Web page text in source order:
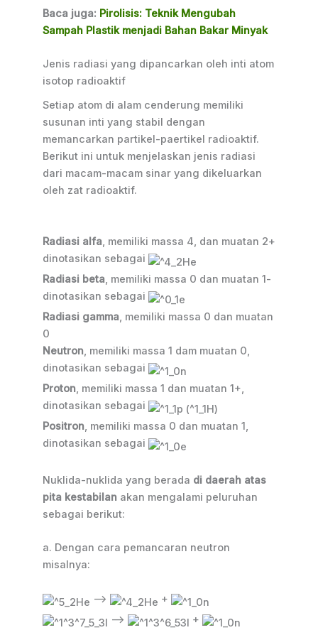
Baca juga: Pirolisis: Teknik Mengubah
Sampah Plastik menjadi Bahan Bakar Minyak
Jenis radiasi yang dipancarkan oleh inti atom
isotop radioaktif
Setiap atom di alam cenderung memiliki
susunan inti yang stabil dengan
memancarkan partikel-paertikel radioaktif.
Berikut ini untuk menjelaskan jenis radiasi
dari macam-macam sinar yang dikeluarkan
oleh zat radioaktif.
Radiasi alfa, memiliki massa 4, dan muatan 2+
dinotasikan sebagai
Radiasi beta, memiliki massa 0 dan muatan 1-
dinotasikan sebagai
Radiasi gamma, memiliki massa 0 dan muatan
0
Neutron, memiliki massa 1 dam muatan 0,
dinotasikan sebagai
Proton, memiliki massa 1 dan muatan 1+,
dinotasikan sebagai
Positron, memiliki massa 0 dan muatan 1,
dinotasikan sebagai
Nuklida-nuklida yang berada di daerah atas
pita kestabilan akan mengalami peluruhan
sebagai berikut:
a. Dengan cara pemancaran neutron
misalnya:
–>
+
–>
+